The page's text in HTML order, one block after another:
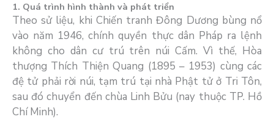
1. Quá trình hình thành và phát triển
Theo sử liệu, khi Chiến tranh Đông Dương bùng nổ
vào năm 1946, chính quyền thực dân Pháp ra lệnh
không cho dân cư trú trên núi Cấm. Vì thế, Hòa
thượng Thích Thiện Quang (1895 – 1953) cùng các
đệ tử phải rời núi, tạm trú tại nhà Phật tử ở Tri Tôn,
sau đó chuyển đến chùa Linh Bửu (nay thuộc TP. Hồ
Chí Minh).